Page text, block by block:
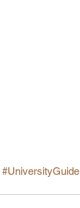
#UniversityGuide